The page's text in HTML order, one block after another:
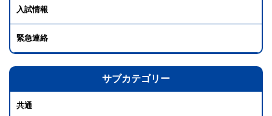
入試情報
緊急連絡
サブカテゴリー
共通